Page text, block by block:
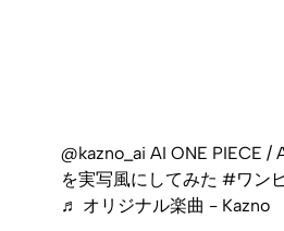
@kazno_ai AI ONE PIECE /
を実写風にしてみた #ワン
♬ オリジナル楽曲 - Kazno